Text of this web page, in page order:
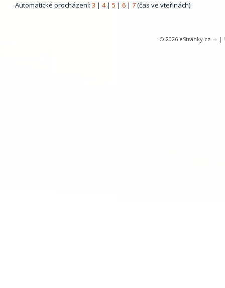
Automatické procházení: 3 | 4| 5 | 6 | 7(čas ve vteřinách)
© 2026 eStránky.cz |